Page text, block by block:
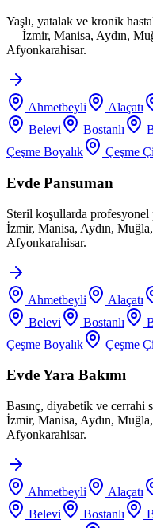
Yaşlı, yatalak ve kronik
— İzmir, Manisa, Aydın,
Afyonkarahisar.
Ahmetbeyli Alaçatı
Belevi
Bostanlı
Çeşme Boyalık
Çeşme
Evde Pansuman
Steril koşullarda
İzmir, Manisa, Aydın,
Afyonkarahisar.
Ahmetbeyli Alaçatı
Belevi
Bostanlı
Çeşme Boyalık
Çeşme
Evde Yara Bakımı
Basınç, diyabetik ve cerrahi
İzmir, Manisa, Aydın,
Afyonkarahisar.
Ahmetbeyli Alaçatı
Belevi
Bostanlı